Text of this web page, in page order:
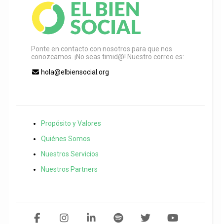
Ponte en contacto con nosotros para que nos
conozcamos. ¡No seas timid@! Nuestro correo es:
hola@elbiensocial.org
Propósito y Valores
Quiénes Somos
Nuestros Servicios
Nuestros Partners